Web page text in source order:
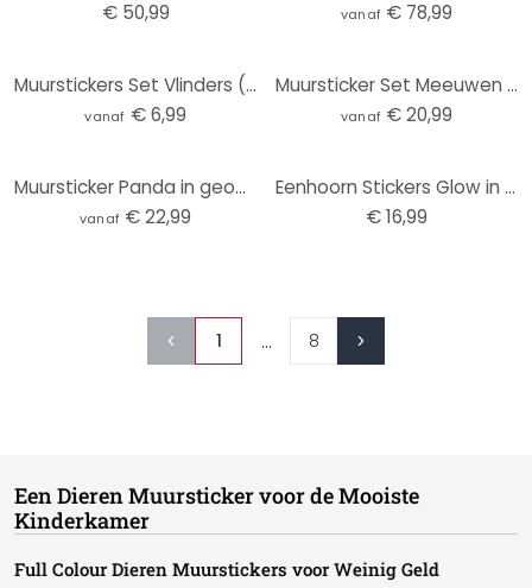
€ 50,99
vanaf € 78,99
Muurstickers Set Vlinders (4-delig)
vanaf € 6,99
Muursticker Set Meeuwen (5 stuks)
vanaf € 20,99
Muursticker Panda in geometrische vorm
vanaf € 22,99
Eenhoorn Stickers Glow in the Dark
€ 16,99
1 ... 8
Een Dieren Muursticker voor de Mooiste
Kinderkamer
Full Colour Dieren Muurstickers voor Weinig Geld